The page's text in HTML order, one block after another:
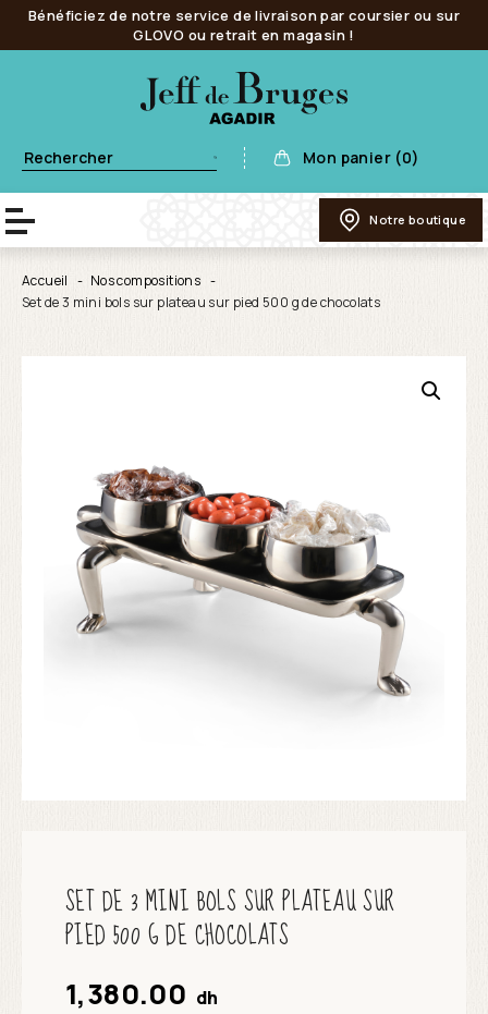
Bénéficiez de notre service de livraison par coursier ou sur
GLOVO ou retrait en magasin !
Mon panier (0)
Notre boutique
Accueil
Nos compositions
Set de 3 mini bols sur plateau sur pied 500 g de chocolats
SET DE 3 MINI BOLS SUR PLATEAU SUR
PIED 500 G DE CHOCOLATS
1,380.00 dh